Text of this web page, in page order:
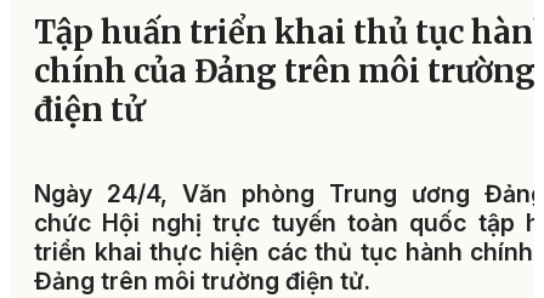
Tập huấn triển khai thủ tục
chính của Đảng trên môi trường
điện tử
Ngày 24/4, Văn phòng Trung ương
chức Hội nghị trực tuyến toàn quốc tập
triển khai thực hiện các thủ tục hành chính
Đảng trên môi trường điện tử.